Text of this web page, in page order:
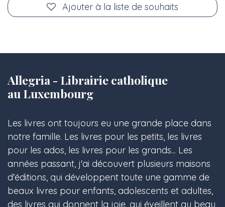
Ajouter à la liste de souhaits
Allegria - Librairie catholique
au Luxembourg
Les livres ont toujours eu une grande place dans
notre famille. Les livres pour les petits, les livres
pour les ados, les livres pour les grands... Les
années passant, j'ai découvert plusieurs maisons
d'éditions, qui développent toute une gamme de
beaux livres pour enfants, adolescents et adultes,
des livres qui donnent la joie, qui éveillent au beau,